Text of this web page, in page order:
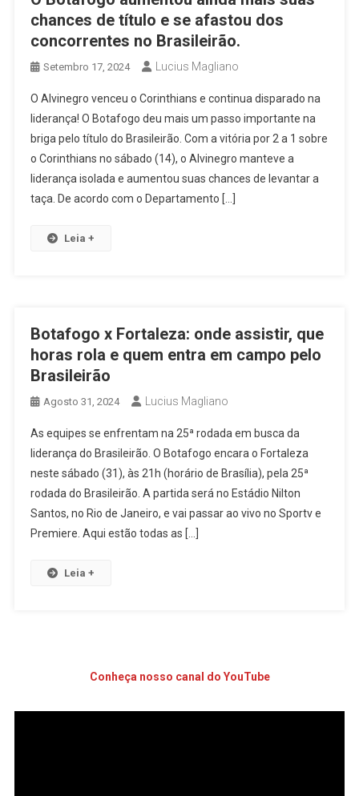
chances de título e se afastou dos
concorrentes no Brasileirão.
Setembro 17, 2024 Lucius Magliano
O Alvinegro venceu o Corinthians e continua disparado na
liderança! O Botafogo deu mais um passo importante na
briga pelo título do Brasileirão. Com a vitória por 2 a 1 sobre
o Corinthians no sábado (14), o Alvinegro manteve a
liderança isolada e aumentou suas chances de levantar a
taça. De acordo com o Departamento […]
Leia +
Botafogo x Fortaleza: onde assistir, que
horas rola e quem entra em campo pelo
Brasileirão
Agosto 31, 2024 Lucius Magliano
As equipes se enfrentam na 25ª rodada em busca da
liderança do Brasileirão. O Botafogo encara o Fortaleza
neste sábado (31), às 21h (horário de Brasília), pela 25ª
rodada do Brasileirão. A partida será no Estádio Nilton
Santos, no Rio de Janeiro, e vai passar ao vivo no Sportv e
Premiere. Aqui estão todas as […]
Leia +
Conheça nosso canal do YouTube